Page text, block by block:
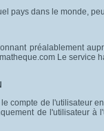
pays dans le monde,
préalablement
Le
compte de l'utilisateur
de l'utilisateur